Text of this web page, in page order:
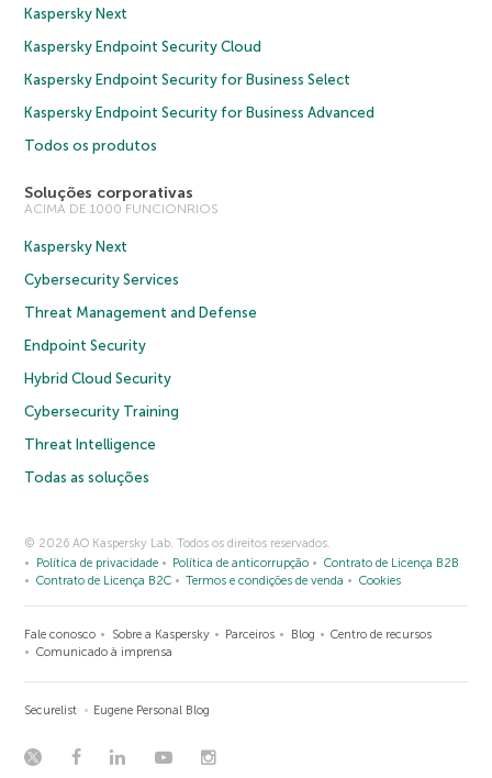
Kaspersky Next
Kaspersky Endpoint Security Cloud
Kaspersky Endpoint Security for Business Select
Kaspersky Endpoint Security for Business Advanced
Todos os produtos
Soluções corporativas
ACIMA DE 1000 FUNCIONRIOS
Kaspersky Next
Cybersecurity Services
Threat Management and Defense
Endpoint Security
Hybrid Cloud Security
Cybersecurity Training
Threat Intelligence
Todas as soluções
© 2026 AO Kaspersky Lab. Todos os direitos reservados.
Política de privacidade
Política de anticorrupção
Contrato de Licença B2B
Contrato de Licença B2C
Termos e condições de venda Cookies
Fale conosco Sobre a Kaspersky Parceiros Blog
Centro de recursos
Comunicado à imprensa
Securelist Eugene Personal Blog